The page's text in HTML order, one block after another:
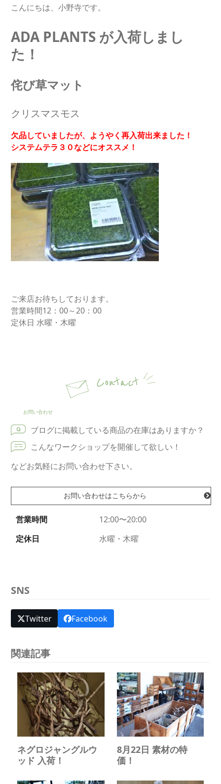
こんにちは、小野寺です。
ADA PLANTS が入荷しまし
た！
侘び草マット
クリスマスモス
欠品していましたが、ようやく再入荷出来ました！
システムテラ３０などにオススメ！
ご来店お待ちしております。
営業時間12：00～20：00
定休日 水曜・木曜
Contact
お問い合わせ
ブログに掲載している商品の在庫はありますか？
こんなワークショップを開催して欲しい！
などお気軽にお問い合わせ下さい。
お問い合わせはこちらから
営業時間
12:00〜20:00
定休日
水曜・木曜
SNS
Twitter Facebook
関連記事
ネグロジャングルウ
ッド 入荷！
8月22日 素材の特
価！